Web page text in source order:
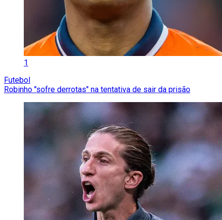
1
Futebol
Robinho "sofre derrotas" na tentativa de sair da prisão